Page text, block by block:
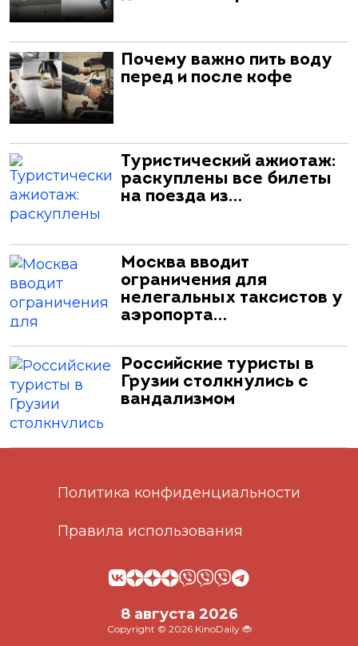
Почему важно пить воду
перед и после кофе
Туристический ажиотаж:
раскуплены все билеты
на поезда из…
Москва вводит
ограничения для
нелегальных таксистов у
аэропорта…
Российские туристы в
Грузии столкнулись с
вандализмом
Политика конфиденциальности
Правила использования
8 августа 2026
Copyright © 2026 KinoDaily 🐞